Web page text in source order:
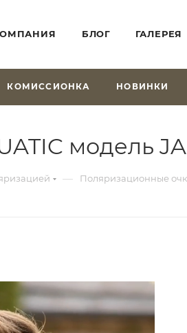
БЛОГ ГАЛЕРЕЯ
КОМИССИОНКА НОВИНКИ
модель
— Поляризационные